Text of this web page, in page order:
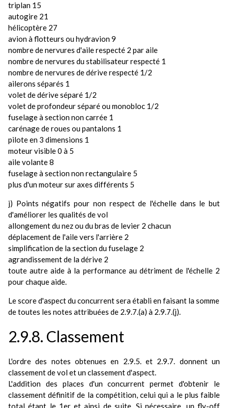
triplan 15
autogire 21
hélicoptère 27
avion à flotteurs ou hydravion 9
nombre de nervures d'aile respecté 2 par aile
nombre de nervures du stabilisateur respecté 1
nombre de nervures de dérive respecté 1/2
ailerons séparés 1
volet de dérive séparé 1/2
volet de profondeur séparé ou monobloc 1/2
fuselage à section non carrée 1
carénage de roues ou pantalons 1
pilote en 3 dimensions 1
moteur visible 0 à 5
aile volante 8
fuselage à section non rectangulaire 5
plus d'un moteur sur axes différents 5
j) Points négatifs pour non respect de l'échelle dans le but
d'améliorer les qualités de vol
allongement du nez ou du bras de levier 2 chacun
déplacement de l'aile vers l'arrière 2
simplification de la section du fuselage 2
agrandissement de la dérive 2
toute autre aide à la performance au détriment de l'échelle 2
pour chaque aide.
Le score d'aspect du concurrent sera établi en faisant la somme
de toutes les notes attribuées de 2.9.7.(a) à 2.9.7.(j).
2.9.8. Classement
L'ordre des notes obtenues en 2.9.5. et 2.9.7. donnent un
classement de vol et un classement d'aspect.
L'addition des places d'un concurrent permet d'obtenir le
classement définitif de la compétition, celui qui a le plus faible